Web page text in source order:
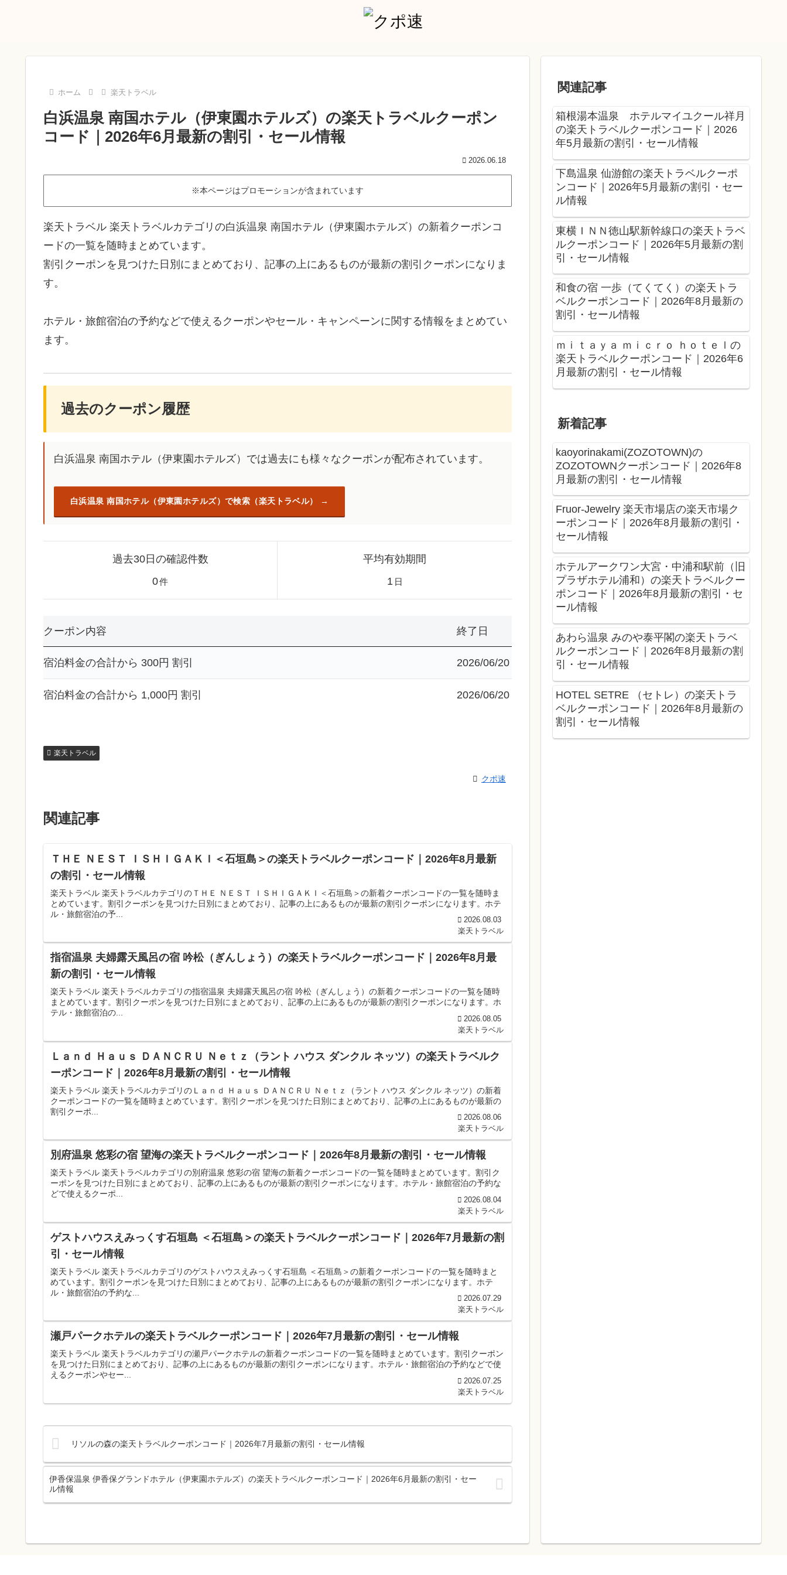
ホーム 楽天トラベル
白浜温泉 南国ホテル（伊東園ホテルズ）の楽天トラベルクーポン
コード｜2026年6月最新の割引・セール情報
2026.06.18
※本ページはプロモーションが含まれています
楽天トラベル 楽天トラベルカテゴリの白浜温泉 南国ホテル（伊東園ホテルズ）の新着クーポンコ
ードの一覧を随時まとめています。
割引クーポンを見つけた日別にまとめており、記事の上にあるものが最新の割引クーポンになりま
す。
ホテル・旅館宿泊の予約などで使えるクーポンやセール・キャンペーンに関する情報をまとめてい
ます。
過去のクーポン履歴
白浜温泉 南国ホテル（伊東園ホテルズ）では過去にも様々なクーポンが配布されています。
白浜温泉 南国ホテル（伊東園ホテルズ）で検索（楽天トラベル）
過去30日の確認件数
0件
平均有効期間
1 日
クーポン内容 終了日
宿泊料金の合計から 300円 割引 2026/06/20
宿泊料金の合計から 1,000円 割引 2026/06/20
楽天トラベル
クポ速
関連記事
ＴＨＥ ＮＥＳＴ ＩＳＨＩＧＡＫＩ＜石垣島＞の楽天トラベルクーポンコード｜2026年8月最新
の割引・セール情報
楽天トラベル 楽天トラベルカテゴリのＴＨＥ ＮＥＳＴ ＩＳＨＩＧＡＫＩ＜石垣島＞の新着クーポンコードの一覧を随時ま
とめています。割引クーポンを見つけた日別にまとめており、記事の上にあるものが最新の割引クーポンになります。ホテ
ル・旅館宿泊の予...
2026.08.03
楽天トラベル
指宿温泉 夫婦露天風呂の宿 吟松（ぎんしょう）の楽天トラベルクーポンコード｜2026年8月最
新の割引・セール情報
楽天トラベル 楽天トラベルカテゴリの指宿温泉 夫婦露天風呂の宿 吟松（ぎんしょう）の新着クーポンコードの一覧を随時
まとめています。割引クーポンを見つけた日別にまとめており、記事の上にあるものが最新の割引クーポンになります。ホ
テル・旅館宿泊の...
2026.08.05
楽天トラベル
Ｌａｎｄ Ｈａｕｓ ＤＡＮＣＲＵ Ｎｅｔｚ（ラント ハウス ダンクル ネッツ）の楽天トラベルク
ーポンコード｜2026年8月最新の割引・セール情報
楽天トラベル 楽天トラベルカテゴリのＬａｎｄ Ｈａｕｓ ＤＡＮＣＲＵ Ｎｅｔｚ（ラント ハウス ダンクル ネッツ）の新着
クーポンコードの一覧を随時まとめています。割引クーポンを見つけた日別にまとめており、記事の上にあるものが最新の
割引クーポ...
2026.08.06
楽天トラベル
別府温泉 悠彩の宿 望海の楽天トラベルクーポンコード｜2026年8月最新の割引・セール情報
楽天トラベル 楽天トラベルカテゴリの別府温泉 悠彩の宿 望海の新着クーポンコードの一覧を随時まとめています。割引ク
ーポンを見つけた日別にまとめており、記事の上にあるものが最新の割引クーポンになります。ホテル・旅館宿泊の予約な
どで使えるクーポ...
2026.08.04
楽天トラベル
ゲストハウスえみっくす石垣島 ＜石垣島＞の楽天トラベルクーポンコード｜2026年7月最新の割
引・セール情報
楽天トラベル 楽天トラベルカテゴリのゲストハウスえみっくす石垣島 ＜石垣島＞の新着クーポンコードの一覧を随時まと
めています。割引クーポンを見つけた日別にまとめており、記事の上にあるものが最新の割引クーポンになります。ホテ
ル・旅館宿泊の予約な...
2026.07.29
楽天トラベル
瀬戸パークホテルの楽天トラベルクーポンコード｜2026年7月最新の割引・セール情報
楽天トラベル 楽天トラベルカテゴリの瀬戸パークホテルの新着クーポンコードの一覧を随時まとめています。割引クーポン
を見つけた日別にまとめており、記事の上にあるものが最新の割引クーポンになります。ホテル・旅館宿泊の予約などで使
えるクーポンやセー...
2026.07.25
楽天トラベル
リソルの森の楽天トラベルクーポンコード｜2026年7月最新の割引・セール情報
伊香保温泉 伊香保グランドホテル（伊東園ホテルズ）の楽天トラベルクーポンコード｜2026年6月最新の割引・セー
ル情報
関連記事
箱根湯本温泉 ホテルマイユクール祥月
の楽天トラベルクーポンコード｜2026
年5月最新の割引・セール情報
下島温泉 仙游館の楽天トラベルクーポ
ンコード｜2026年5月最新の割引・セー
ル情報
東横ＩＮＮ徳山駅新幹線口の楽天トラベ
ルクーポンコード｜2026年5月最新の割
引・セール情報
和食の宿 一歩（てくてく）の楽天トラ
ベルクーポンコード｜2026年8月最新の
割引・セール情報
ｍｉｔａｙａ ｍｉｃｒｏ ｈｏｔｅｌの
楽天トラベルクーポンコード｜2026年6
月最新の割引・セール情報
新着記事
kaoyorinakami(ZOZOTOWN)の
ZOZOTOWNクーポンコード｜2026年8
月最新の割引・セール情報
Fruor-Jewelry 楽天市場店の楽天市場ク
ーポンコード｜2026年8月最新の割引・
セール情報
ホテルアークワン大宮・中浦和駅前（旧
プラザホテル浦和）の楽天トラベルクー
ポンコード｜2026年8月最新の割引・セ
ール情報
あわら温泉 みのや泰平閣の楽天トラベ
ルクーポンコード｜2026年8月最新の割
引・セール情報
HOTEL SETRE （セトレ）の楽天トラ
ベルクーポンコード｜2026年8月最新の
割引・セール情報